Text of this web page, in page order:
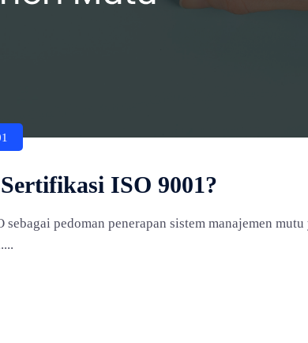
ISO 9001?
pedoman penerapan sistem manajemen